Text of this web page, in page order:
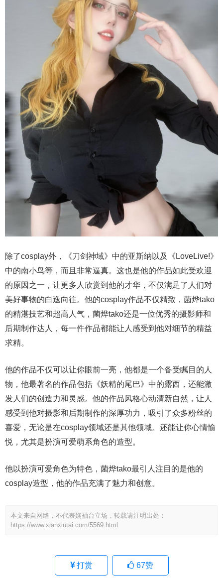
除了cosplay外，《刀剑神域》中的亚斯纳以及《LoveLive!》
中的南小鸟等，而且非常逼真。这也是他的作品如此受欢迎
的原因之一，让更多人欣赏到他的才华，不仅满足了人们对
美好事物的白逸向往。他的cosplay作品不仅精致，菌烨tako
的精湛技艺和超高人气，菌烨tako还是一位优秀的摄影师和
后期制作达人，每一件作品都能让人感受到他对细节的精益
求精。
他的作品不仅可以让你眼前一亮，他都是一个备受瞩目的人
物，他最著名的作品包括《妖精的尾巴》中的露西，还能激
发人们的创造力和灵感。他的作品风格心动清新自然，让人
感受到他对摄影和后期制作的深厚功力，吸引了众多粉丝的
喜爱，无论是在cosplay领域还是其他领域。还能让你心情愉
悦，尤其是扮演可爱萌系角色的造型。
他以扮演可爱角色为特色，菌烨tako最引人注目的是他的
cosplay造型，他的作品充满了魅力和创意。
本文来自网络，不代表娴袖台立场，转载请注明出处：
https://www.xianxiutai.com/5569.html
打赏 67赞